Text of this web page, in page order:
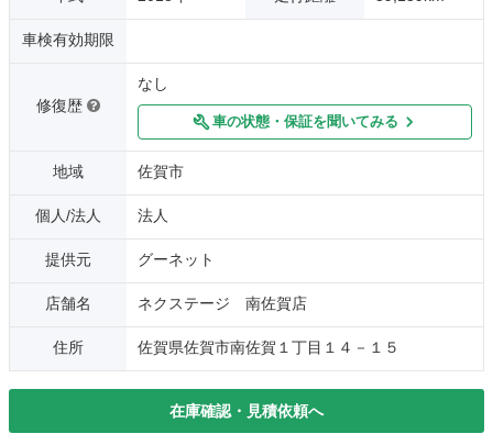
車検有効期限
修復歴
なし
車の状態・保証を聞いてみる
地域 佐賀市
個人/法人 法人
提供元 グーネット
店舗名 ネクステージ 南佐賀店
住所 佐賀県佐賀市南佐賀１丁目１４－１５
在庫確認・見積依頼へ